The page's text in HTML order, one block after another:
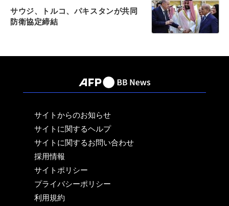
サウジ、トルコ、パキスタンが共同
防衛協定締結
サイトからのお知らせ
サイトに関するヘルプ
サイトに関するお問い合わせ
採用情報
サイトポリシー
プライバシーポリシー
利用規約